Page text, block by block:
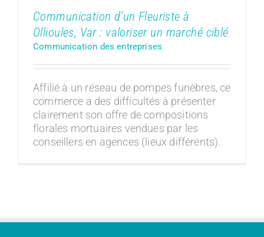
Communication d’un Fleuriste à
Ollioules, Var : valoriser un marché ciblé
Communication des entreprises
Affilié à un réseau de pompes funèbres, ce
commerce a des difficultés à présenter
clairement son offre de compositions
florales mortuaires vendues par les
conseillers en agences (lieux différents).